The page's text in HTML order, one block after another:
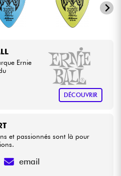
marques
Ernie
DÉCOUVRIR
et passionnés sont là pour
email